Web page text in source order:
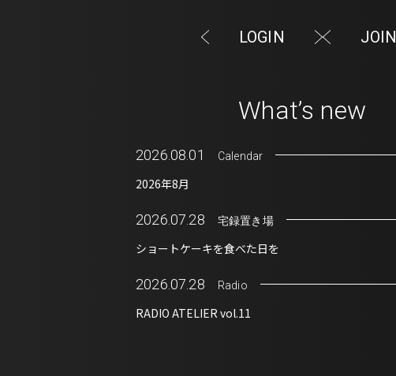
LOGIN JOIN
What’s new
2026.08.01 Calendar
2026年8月
2026.07.28 宅録置き場
ショートケーキを食べた日を
2026.07.28 Radio
RADIO ATELIER vol.11